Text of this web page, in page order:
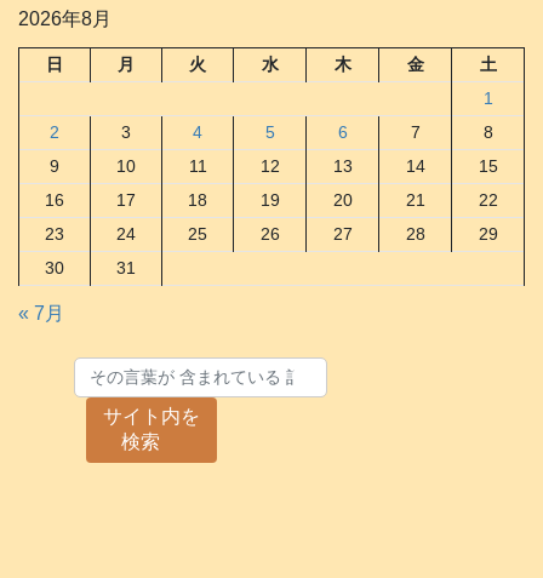
2026年8月
日 月 火 水 木 金
土
1
2
3 4 5 6 7
8
9
10 11 12 13 14
15
16
17 18 19 20 21
22
23
24 25 26 27 28
29
30
31
« 7月
サイト内を
検索